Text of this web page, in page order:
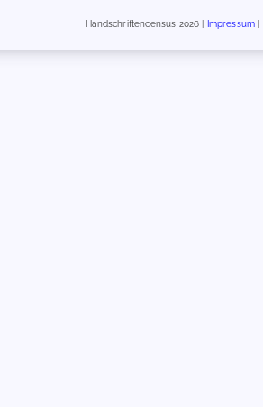
Handschriftencensus 2026 | Impressum